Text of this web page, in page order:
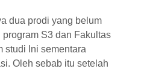
dua prodi yang belum
S3 dan Fakultas
studi Ini sementara
Oleh sebab itu setelah